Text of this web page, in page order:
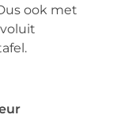
ook met